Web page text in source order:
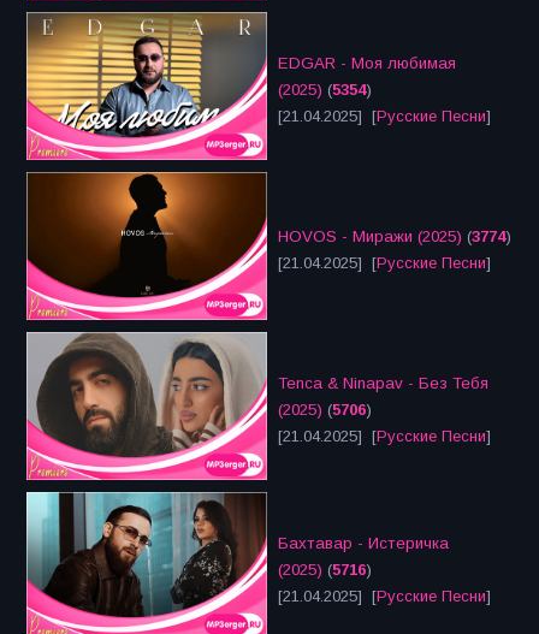
EDGAR - Моя любимая
(2025) (5354)
[21.04.2025] [Русские Песни]
HOVOS - Миражи (2025) (3774)
[21.04.2025] [Русские Песни]
Tenca & Ninapav - Без Тебя
(2025) (5706)
[21.04.2025] [Русские Песни]
Бахтавар - Истеричка
(2025) (5716)
[21.04.2025] [Русские Песни]